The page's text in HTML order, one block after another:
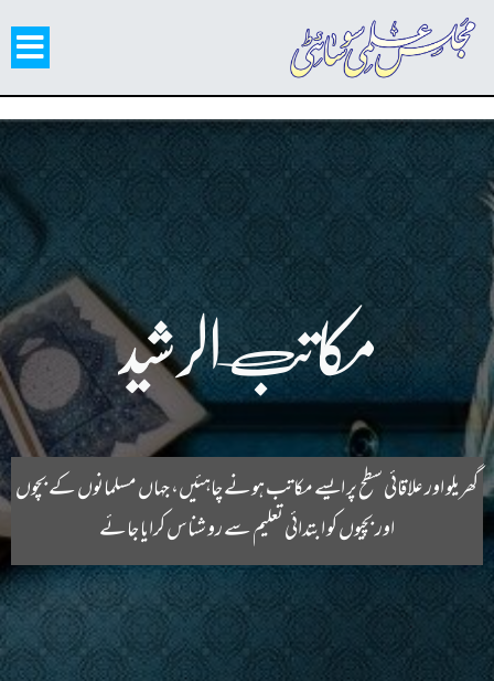
مکاتب الرشید
گھریلو اور علاقائی سطح پر ایسے مکاتب ہونے چاہئیں، جہاں مسلمانوں کے بچوں
اور بچیوں کو ابتدائی تعلیم سے رو شناس کرایا جائے